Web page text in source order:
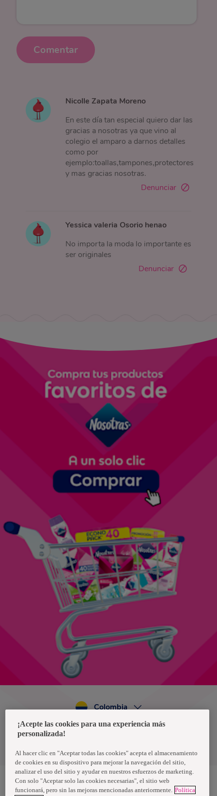
Comentar
Nicolle Zapata Moreno
En este día tan especial quiero dar las
gracias a nosotras ya que vino al
colegio el amparo a darnos detalles
como por
ejemplo:toallas,tampones,protectores
y mas gracias nosotras.
Denunciar
Yessica valeria Osorio henao
No importa la moda lo importante es
ser originales
Denunciar
Política de privacidad de datos
Colombia
¡Acepte las cookies para una experiencia más
personalizada!
Al hacer clic en "Aceptar todas las cookies" acepta el almacenamiento
de cookies en su dispositivo para mejorar la navegación del sitio,
analizar el uso del sitio y ayudar en nuestros esfuerzos de marketing.
Con solo "Aceptar solo las cookies necesarias", el sitio web
funcionará, pero sin las mejoras mencionadas anteriormente. Política